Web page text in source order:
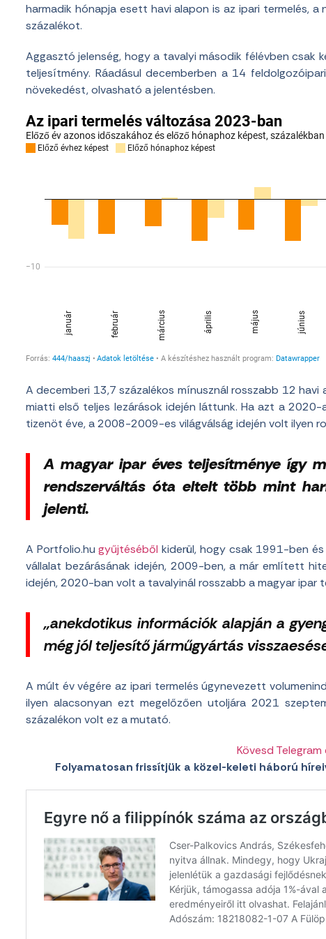
harmadik hónapja esett havi alapon is az ipari termelés,
százalékot.
Aggasztó jelenség, hogy a tavalyi második félévben csak
teljesítmény. Ráadásul decemberben a 14
növekedést, olvasható a jelentésben.
A decemberi 13,7 százalékos mínusznál rosszabb 12
miatti első teljes lezárások idején láttunk. Ha azt a
tizenöt éve, a 2008-2009-es világválság idején volt ilyen
A magyar ipar éves teljesítménye így
rendszerváltás óta eltelt több mint
jelenti.
A Portfolio.hugyűjtéséből kiderül, hogy csak 1991-ben
vállalat bezárásának idején, 2009-ben, a már említett
idején, 2020-ban volt a tavalyinál rosszabb a magyar ipar
„anekdotikus információk alapján a
még jól teljesítő járműgyártás
A múlt év végére az ipari termelés úgynevezett
ilyen alacsonyan ezt megelőzően utoljára 2021
százalékon volt ez a mutató.
Kövesd
Folyamatosan frissítjük a közel-keleti háború